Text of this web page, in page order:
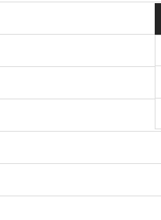
오전 9:00시 ~ 오후 13시 서버업데이트
칭하는 사이트 [로리타]꼭 조심하세